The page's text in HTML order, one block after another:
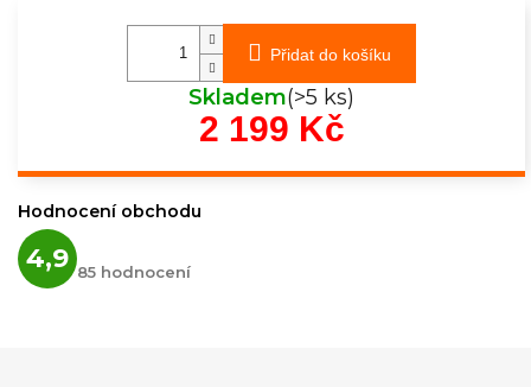
Přidat do košíku
Skladem(>5 ks)
2 199 KčMěrná
Hodnocení obchodu
4,9 hodnocení
obchodu
85 hodnocení